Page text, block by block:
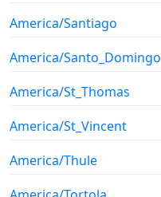
America/Santiago
America/Santo_Domingo
America/St_Thomas
America/St_Vincent
America/Thule